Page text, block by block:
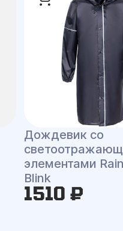
Дождевик со
элементами
Blink
1510 ₽